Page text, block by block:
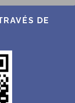
DE